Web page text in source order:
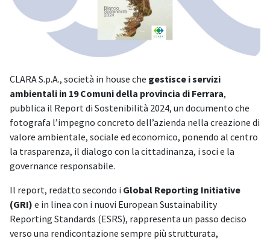
CLARA S.p.A., società in house che gestisce i servizi
ambientali in 19 Comuni della provincia di Ferrara,
pubblica il Report di Sostenibilità 2024, un documento che
fotografa l’impegno concreto dell’azienda nella creazione di
valore ambientale, sociale ed economico, ponendo al centro
la trasparenza, il dialogo con la cittadinanza, i soci e la
governance responsabile.
Il report, redatto secondo i Global Reporting Initiative
(GRI) e in linea con i nuovi European Sustainability
Reporting Standards (ESRS), rappresenta un passo deciso
verso una rendicontazione sempre più strutturata,